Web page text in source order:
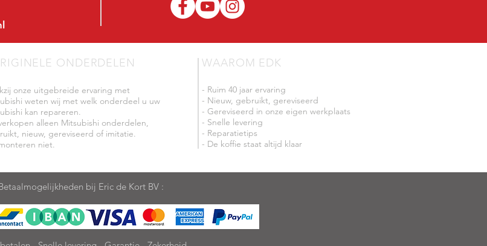
ONDERDELEN
onze uitgebreide ervaring met
weten wij met welk onderdeel u uw
kan repareren.
alleen Mitsubishi onderdelen,
nieuw, gereviseerd of imitatie.
niet.
WAAROM EDK
- Ruim 40 jaar ervaring
- Nieuw, gebruikt, gereviseerd
- Gereviseerd in onze eigen werkplaats
- Snelle levering
- Reparatietips
- De koffie staat altijd klaar
bij Eric de Kort BV :